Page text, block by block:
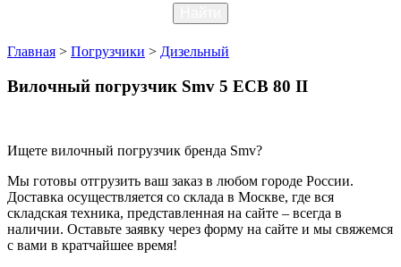
Главная > Погрузчики > Дизельный
Вилочный погрузчик Smv 5 ECB 80 II
Ищете вилочный погрузчик бренда Smv?
Мы готовы отгрузить ваш заказ в любом городе России.
Доставка осуществляется со склада в Москве, где вся
складская техника, представленная на сайте – всегда в
наличии. Оставьте заявку через форму на сайте и мы свяжемся
с вами в кратчайшее время!